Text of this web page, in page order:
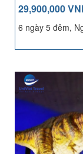
29,900,000
6 ngày 5 đêm,